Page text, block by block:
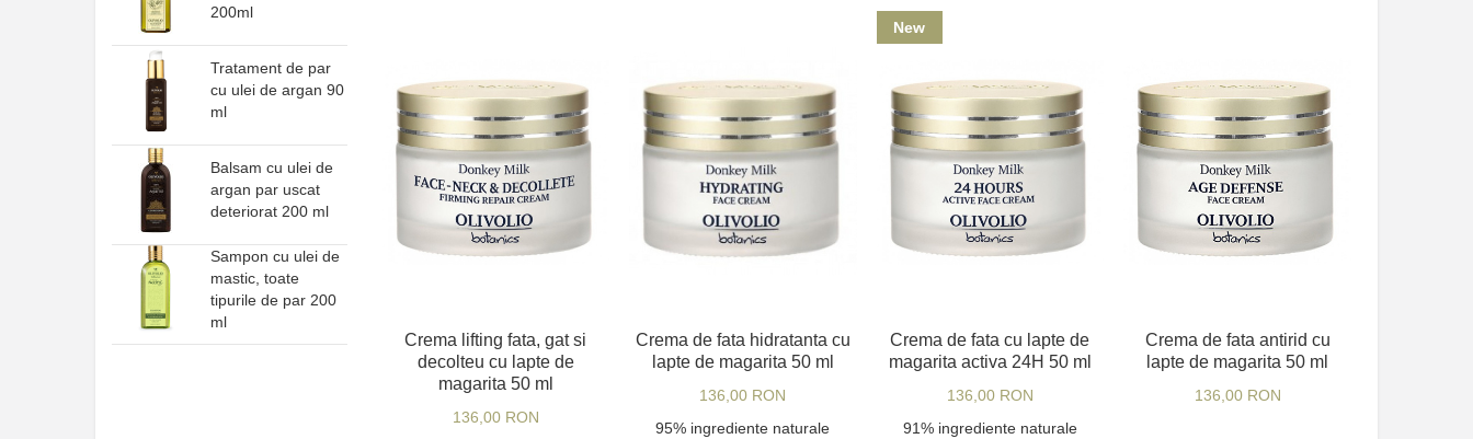
Crema lifting fata, gat si
decolteu cu lapte de
magarita 50 ml
136,00 RON
Crema de fata hidratanta cu
lapte de magarita 50 ml
136,00 RON
95% ingrediente naturale
New
Crema de fata cu lapte de
magarita activa 24H 50 ml
136,00 RON
91% ingrediente naturale
Crema de fata antirid cu
lapte de magarita 50 ml
136,00 RON
200ml
Tratament de par
cu ulei de argan 90
ml
Balsam cu ulei de
argan par uscat
deteriorat 200 ml
Sampon cu ulei de
mastic, toate
tipurile de par 200
ml